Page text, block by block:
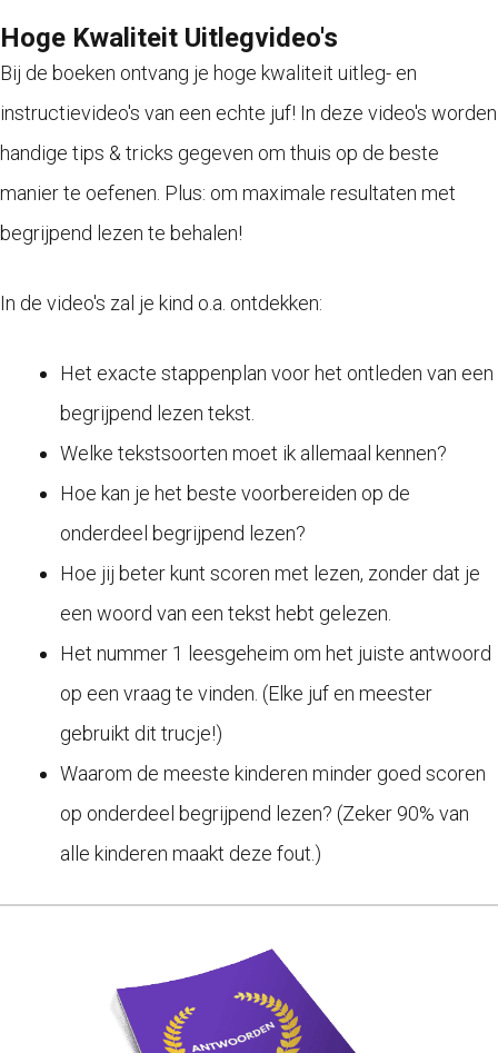
Hoge Kwaliteit Uitlegvideo's
Bij de boeken ontvang je hoge kwaliteit uitleg- en
instructievideo's van een echte juf! In deze video's worden
handige tips & tricks gegeven om thuis op de beste
manier te oefenen. Plus: om maximale resultaten met
begrijpend lezen te behalen!
In de video's zal je kind o.a. ontdekken:
Het exacte stappenplan voor het ontleden van een
begrijpend lezen tekst.
Welke tekstsoorten moet ik allemaal kennen?
Hoe kan je het beste voorbereiden op de
onderdeel begrijpend lezen?
Hoe jij beter kunt scoren met lezen, zonder dat je
een woord van een tekst hebt gelezen.
Het nummer 1 leesgeheim om het juiste antwoord
op een vraag te vinden. (Elke juf en meester
gebruikt dit trucje!)
Waarom de meeste kinderen minder goed scoren
op onderdeel begrijpend lezen? (Zeker 90% van
alle kinderen maakt deze fout.)